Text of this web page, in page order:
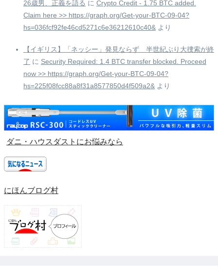
26歳男、正義を語る に Crypto Credit - 1.75 BTC added.
Claim here >> https://graph.org/Get-your-BTC-09-04?
hs=036fcf92fe46cd5271c6e36212610c40& より
【イギリス】「ネッシー」発見ならず 半世紀ぶり大捜索が終
了 に Security Required: 1.4 BTC transfer blocked. Proceed
now >> https://graph.org/Get-your-BTC-09-04?
hs=225f08fcc88a8f31a8577850d4f509a2& より
ダニ・ハウスダストにお悩みなら
にほんブログ村